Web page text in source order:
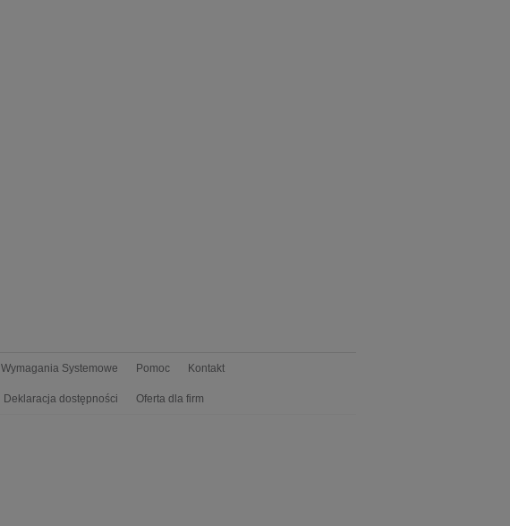
Wymagania Systemowe Pomoc Kontakt
Deklaracja dostępności Oferta dla firm